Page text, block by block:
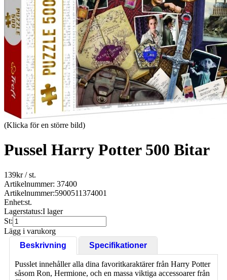
(Klicka för en större bild)
Pussel Harry Potter 500 Bitar
139kr/ st.
Artikelnummer: 37400
Artikelnummer:5900511374001
Enhet:st.
Lagerstatus:I lager
St:
Lägg i varukorg
Beskrivning
Specifikationer
Pusslet innehåller alla dina favoritkaraktärer från Harry Potter
såsom Ron, Hermione, och en massa viktiga accessoarer från